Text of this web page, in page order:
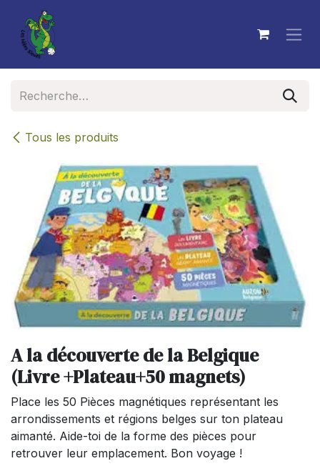
Se rendre au contenu
Tous les produits
A la découverte de la Belgique
(Livre +Plateau+50 magnets)
Place les 50 Pièces magnétiques représentant les
arrondissements et régions belges sur ton plateau
aimanté. Aide-toi de la forme des pièces pour
retrouver leur emplacement. Bon voyage !